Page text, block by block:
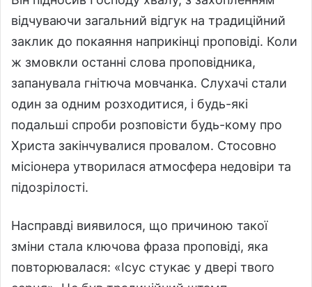
відчуваючи загальний відгук на традиційний
заклик до покаяння наприкінці проповіді. Коли
ж змовкли останні слова проповідника,
запанувала гнітюча мовчанка. Слухачі стали
один за одним розходитися, і будь-які
подальші спроби розповісти будь-кому про
Христа закінчувалися провалом. Стосовно
місіонера утворилася атмосфера недовіри та
підозрілості.
Насправді виявилося, що причиною такої
зміни стала ключова фраза проповіді, яка
повторювалася: «Ісус стукає у двері твого